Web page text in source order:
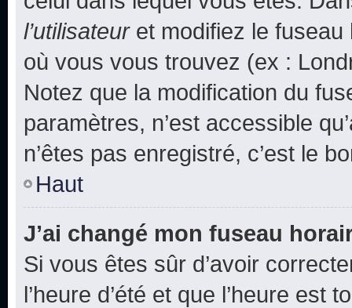
l’utilisateuret modifiez le fuseau
où vous vous trouvez (ex :
Notez que la modification du
paramètres, n’est accessible
n’êtes pas enregistré, c’est le
Haut
J’ai changé mon fuseau
Si vous êtes sûr d’avoir
l’heure d’été et que l’heure est